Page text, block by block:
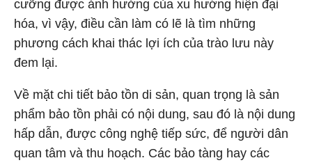
cưỡng được ảnh hưởng của xu hướng hiện đại
hóa, vì vậy, điều cần làm có lẽ là tìm những
phương cách khai thác lợi ích của trào lưu này
đem lại.
Về mặt chi tiết bảo tồn di sản, quan trọng là sản
phẩm bảo tồn phải có nội dung, sau đó là nội dung
hấp dẫn, được công nghệ tiếp sức, để người dân
quan tâm và thu hoạch. Các bảo tàng hay các